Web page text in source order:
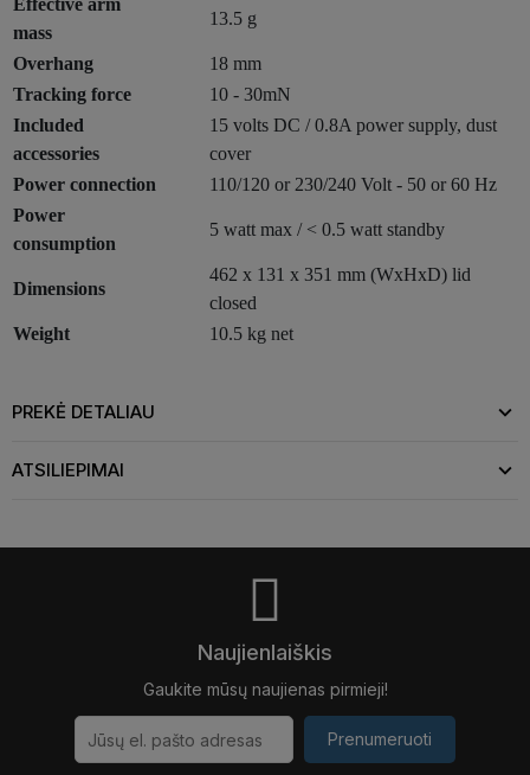
Effective arm
mass
13.5 g
Overhang
18 mm
Tracking force
10 - 30mN
Included
accessories
15 volts DC / 0.8A power supply, dust
cover
Power connection
110/120 or 230/240 Volt - 50 or 60 Hz
Power
consumption
5 watt max / < 0.5 watt standby
Dimensions
462 x 131 x 351 mm (WxHxD) lid
closed
Weight
10.5 kg net
PREKĖ DETALIAU
ATSILIEPIMAI
Naujienlaiškis
Gaukite mūsų naujienas pirmieji!
Prenumeruoti